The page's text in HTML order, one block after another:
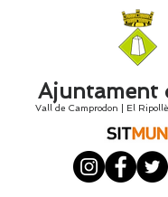
Ajuntament
Vall de Camprodon El